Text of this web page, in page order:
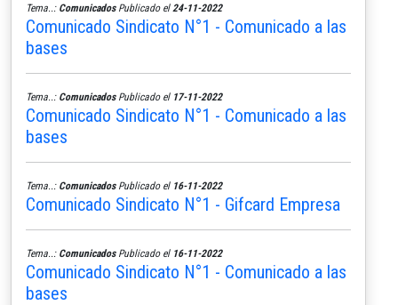
Tema..: ComunicadosPublicado el 24-11-2022
Comunicado Sindicato N°1 - Comunicado a las
bases
Tema..: ComunicadosPublicado el 17-11-2022
Comunicado Sindicato N°1 - Comunicado a las
bases
Tema..: ComunicadosPublicado el 16-11-2022
Comunicado Sindicato N°1 - Gifcard Empresa
Tema..: ComunicadosPublicado el 16-11-2022
Comunicado Sindicato N°1 - Comunicado a las
bases